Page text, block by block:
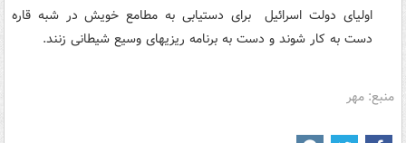
اولیای دولت اسرائیل برای دستیابی به مطامع خویش در شبه قاره
دست به کار شوند و دست به برنامه ریزیهای وسیع شیطانی زنند.
منبع: مهر